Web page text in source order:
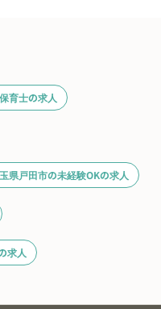
育士の求人
県戸田市の未経験OKの求人
求人